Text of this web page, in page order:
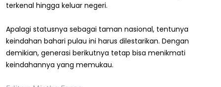
terkenal hingga keluar negeri.
Apalagi statusnya sebagai taman nasional, tentunya
keindahan bahari pulau ini harus dilestarikan. Dengan
demikian, generasi berikutnya tetap bisa menikmati
keindahannya yang memukau.